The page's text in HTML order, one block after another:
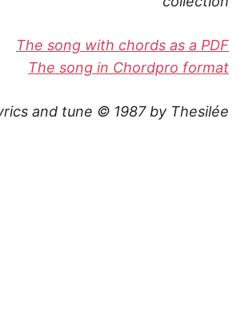
The song with chords as a PDF
The song in Chordpro format
and tune © 1987 by Thesilée